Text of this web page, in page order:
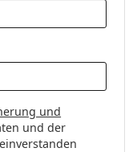
und
und der